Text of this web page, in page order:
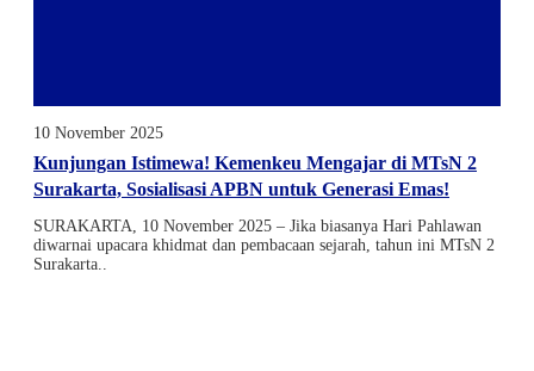
10 November 2025
Kunjungan Istimewa! Kemenkeu Mengajar di MTsN 2
Surakarta, Sosialisasi APBN untuk Generasi Emas!
SURAKARTA, 10 November 2025 – Jika biasanya Hari Pahlawan
diwarnai upacara khidmat dan pembacaan sejarah, tahun ini MTsN 2
Surakarta..